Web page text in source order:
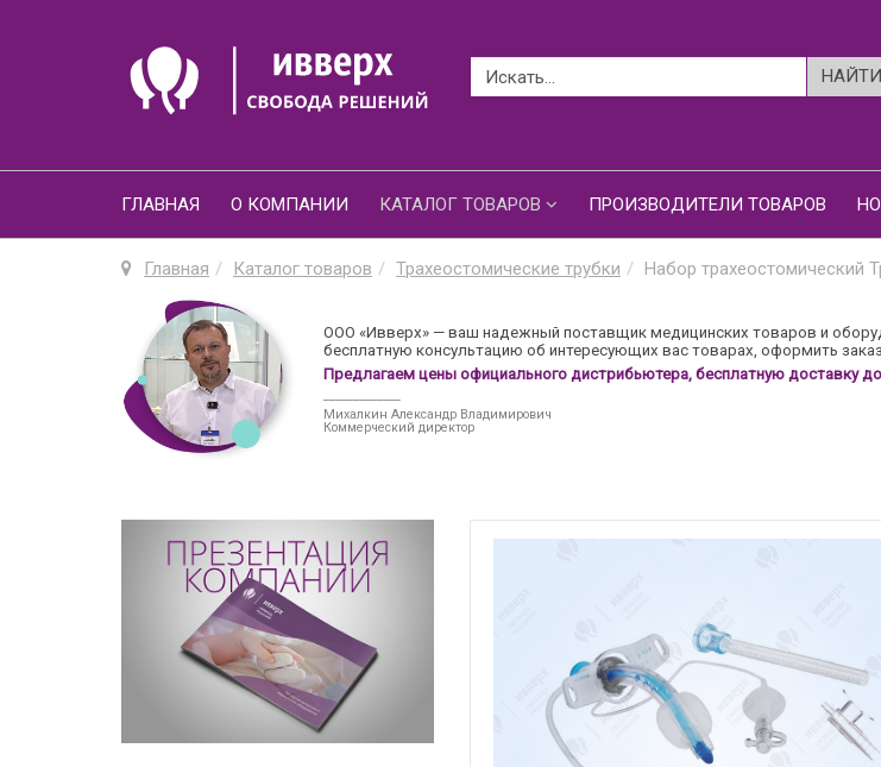
ГЛАВНАЯ О КОМПАНИИ КАТАЛОГ ТОВАРОВ ПРОИЗВОДИТЕЛИ ТОВАРОВ
Главная Каталог товаров Трахеостомические трубки Набор трахеостомический
ООО «Ивверх» — ваш надежный поставщик медицинских товаров и
бесплатную консультацию об интересующих вас товарах, оформить
Предлагаем цены официального дистрибьютера, бесплатную доставку
Михалкин Александр Владимирович
Коммерческий директор